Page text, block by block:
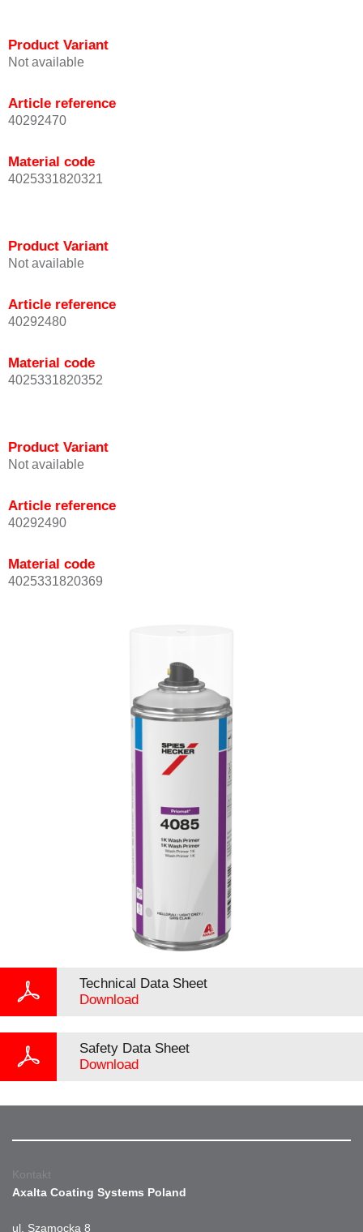
Product Variant
Not available
Article reference
40292470
Material code
4025331820321
Product Variant
Not available
Article reference
40292480
Material code
4025331820352
Product Variant
Not available
Article reference
40292490
Material code
4025331820369
Technical Data Sheet
Download
Safety Data Sheet
Download
Kontakt
Axalta Coating Systems Poland
ul. Szamocka 8